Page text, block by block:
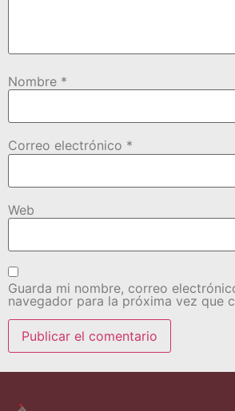
Nombre *
Correo electrónico *
Web
Guarda mi nombre, correo
navegador para la próxima vez que